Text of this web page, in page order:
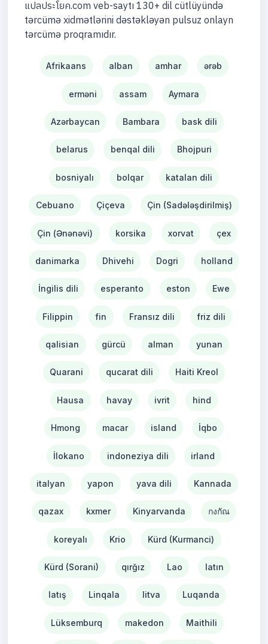
แปลประโยค.com veb-saytı 130+ dil cütlüyündə
tərcümə xidmətlərini dəstəkləyən pulsuz onlayn
tərcümə proqramıdır.
Afrikaans alban amhar ərəb
erməni assam Aymara
Azərbaycan Bambara bask dili
belarus benqal dili Bhojpuri
bosniyalı bolqar katalan dili
Cebuano Çiçeva Çin (Sadələşdirilmiş)
Çin (Ənənəvi) korsika xorvat çex
danimarka Dhivehi Dogri holland
İngilis dili esperanto eston Ewe
Filippin fin Fransız dili friz dili
qalisian gürcü alman yunan
Quarani qucarat dili Haiti Kreol
Hausa havay ivrit hind
Hmong macar island İqbo
İlokano indoneziya dili irland
italyan yapon yava dili Kannada
qazax kxmer Kinyarvanda กงกัณ
koreyalı Krio Kürd (Kurmanci)
Kürd (Sorani) qırğız Lao latın
latış Linqala litva Luqanda
Lüksemburq makedon Maithili